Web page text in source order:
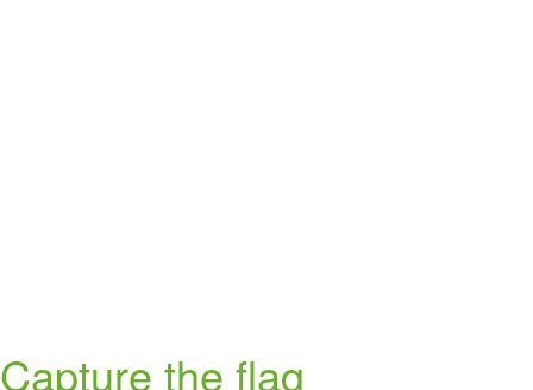
Capture the flag